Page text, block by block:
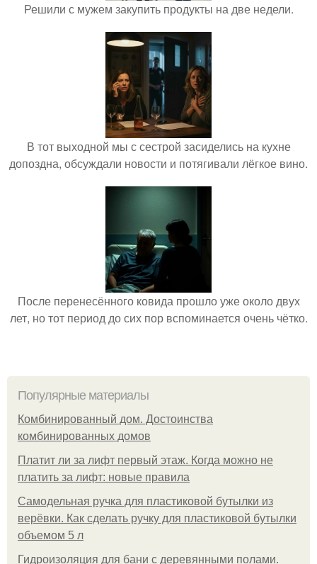
Решили с мужем закупить продукты на две недели.
В тот выходной мы с сестрой засиделись на кухне
допоздна, обсуждали новости и потягивали лёгкое вино.
После перенесённого ковида прошло уже около двух
лет, но тот период до сих пор вспоминается очень чётко.
Популярные материалы
Комбинированный дом. Достоинства
комбинированных домов
Платит ли за лифт первый этаж. Когда можно не
платить за лифт: новые правила
Самодельная ручка для пластиковой бутылки из
верёвки. Как сделать ручку для пластиковой бутылки
объемом 5 л
Гидроизоляция для бани с деревянными полами.